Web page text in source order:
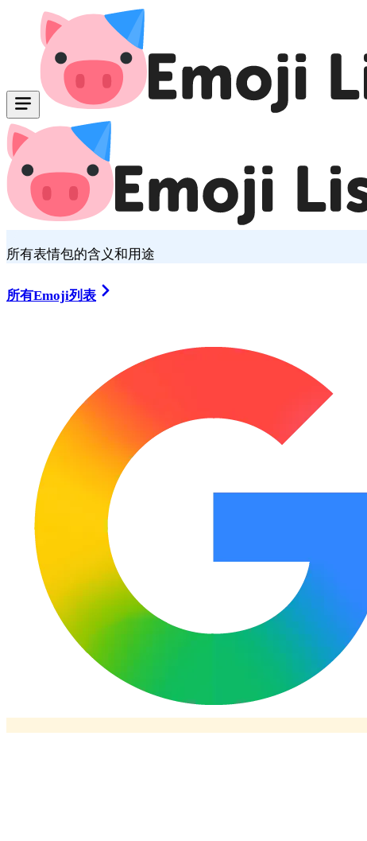
所有表情包的含义和用途
所有Emoji列表